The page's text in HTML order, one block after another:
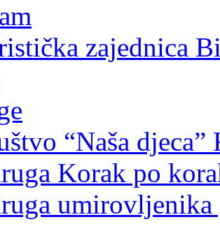
zajednica
“Naša djeca”
Korak po
umirovljenika